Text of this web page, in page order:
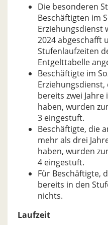
Die besonderen
Beschäftigten im
Erziehungsdienst
2024 abgeschafft
Stufenlaufzeiten
Entgelttabelle
Beschäftigte im
Erziehungsdienst,
bereits zwei
haben, wurden
3 eingestuft.
Beschäftigte, die
mehr als drei
haben, wurden
4 eingestuft.
Für Beschäftigte,
bereits in den
nichts.
Laufzeit